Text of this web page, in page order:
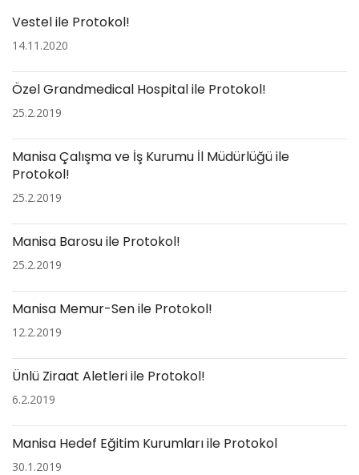
Vestel ile Protokol!
14.11.2020
Özel Grandmedical Hospital ile Protokol!
25.2.2019
Manisa Çalışma ve İş Kurumu İl Müdürlüğü ile
Protokol!
25.2.2019
Manisa Barosu ile Protokol!
25.2.2019
Manisa Memur-Sen ile Protokol!
12.2.2019
Ünlü Ziraat Aletleri ile Protokol!
6.2.2019
Manisa Hedef Eğitim Kurumları ile Protokol
30.1.2019